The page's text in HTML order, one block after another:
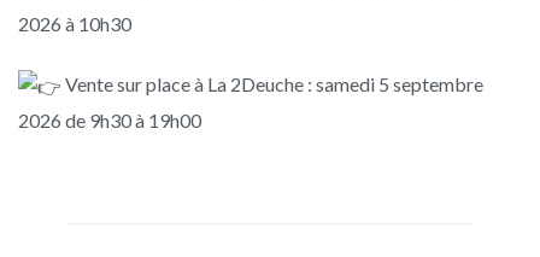
2026 à 10h30
Vente sur place à La 2Deuche : samedi 5 septembre
2026 de 9h30 à 19h00